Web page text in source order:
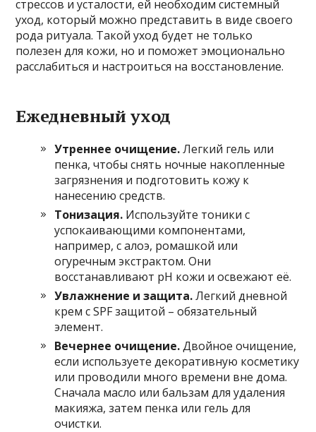
стрессов и усталости, ей необходим системный
уход, который можно представить в виде своего
рода ритуала. Такой уход будет не только
полезен для кожи, но и поможет эмоционально
расслабиться и настроиться на восстановление.
Ежедневный уход
Утреннее очищение.Легкий гель или
пенка, чтобы снять ночные накопленные
загрязнения и подготовить кожу к
нанесению средств.
Тонизация. Используйте тоники с
успокаивающими компонентами,
например, с алоэ, ромашкой или
огуречным экстрактом. Они
восстанавливают pH кожи и освежают её.
Увлажнение и защита.Легкий дневной
крем с SPF защитой – обязательный
элемент.
Вечернее очищение.Двойное очищение,
если используете декоративную косметику
или проводили много времени вне дома.
Сначала масло или бальзам для удаления
макияжа, затем пенка или гель для
очистки.